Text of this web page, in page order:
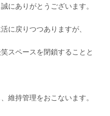
にありがとうございます。
に戻りつつありますが、
スペースを閉鎖することと
維持管理をおこないます。